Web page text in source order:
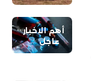
أهم الاخبار
عاجل